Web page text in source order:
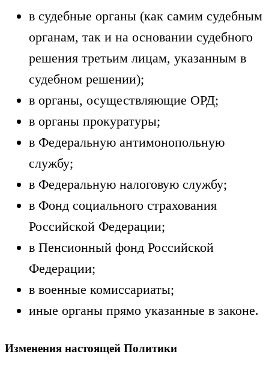
в судебные органы (как самим судебным
органам, так и на основании судебного
решения третьим лицам, указанным в
судебном решении);
в органы, осуществляющие ОРД;
в органы прокуратуры;
в Федеральную антимонопольную
службу;
в Федеральную налоговую службу;
в Фонд социального страхования
Российской Федерации;
в Пенсионный фонд Российской
Федерации;
в военные комиссариаты;
иные органы прямо указанные в законе.
Изменения настоящей Политики